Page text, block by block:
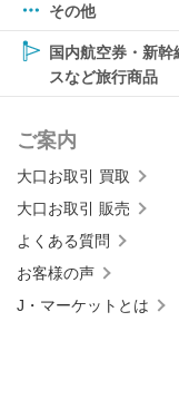
その他
国内航空券・新幹
スなど旅行商品
ご案内
大口お取引 買取
大口お取引 販売
よくある質問
お客様の声
J・マーケットとは